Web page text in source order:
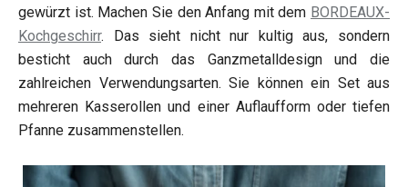
gewürzt ist. Machen Sie den Anfang mit dem BORDEAUX-
Kochgeschirr. Das sieht nicht nur kultig aus, sondern
besticht auch durch das Ganzmetalldesign und die
zahlreichen Verwendungsarten. Sie können ein Set aus
mehreren Kasserollen und einer Auflaufform oder tiefen
Pfanne zusammenstellen.